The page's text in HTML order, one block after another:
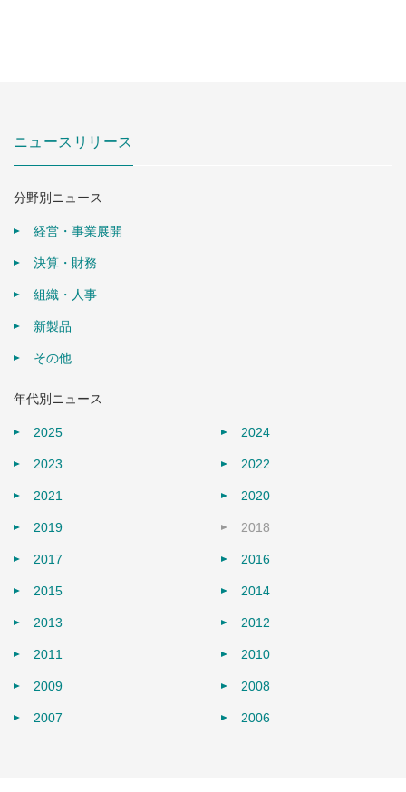
ニュースリリース
分野別ニュース
経営・事業展開
決算・財務
組織・人事
新製品
その他
年代別ニュース
2025 2024
2023 2022
2021 2020
2019 2018
2017 2016
2015 2014
2013 2012
2011 2010
2009 2008
2007 2006